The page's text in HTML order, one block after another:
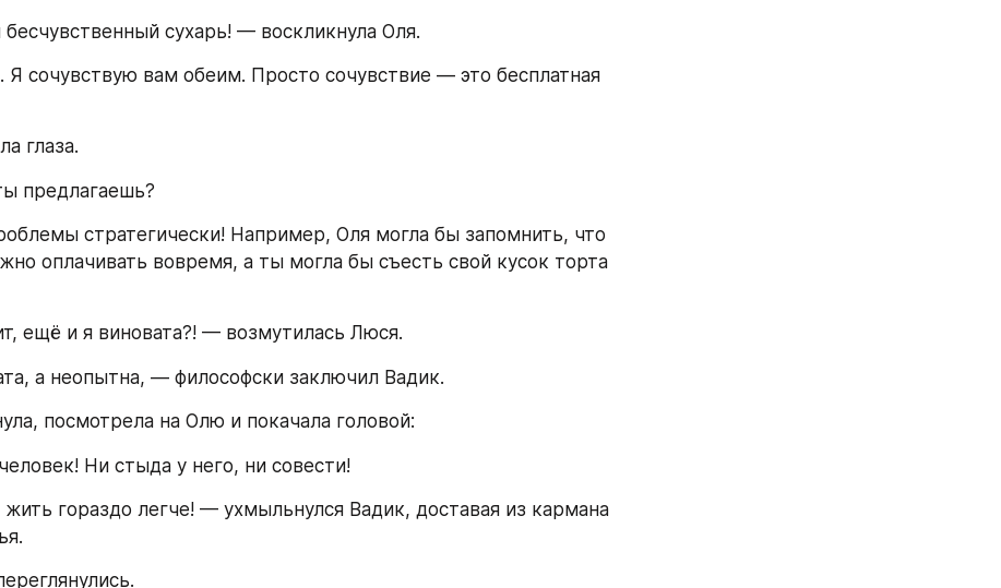
сухарь! — воскликнула Оля.
сочувствую вам обеим. Просто сочувствие — это бесплатная
глаза.
предлагаешь?
стратегически! Например, Оля могла бы запомнить, что
оплачивать вовремя, а ты могла бы съесть свой кусок торта
ещё и я виновата?! — возмутилась Люся.
а неопытна, — философски заключил Вадик.
посмотрела на Олю и покачала головой:
Ни стыда у него, ни совести!
гораздо легче! — ухмыльнулся Вадик, доставая из кармана